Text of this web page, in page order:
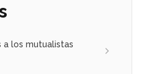
a los mutualistas